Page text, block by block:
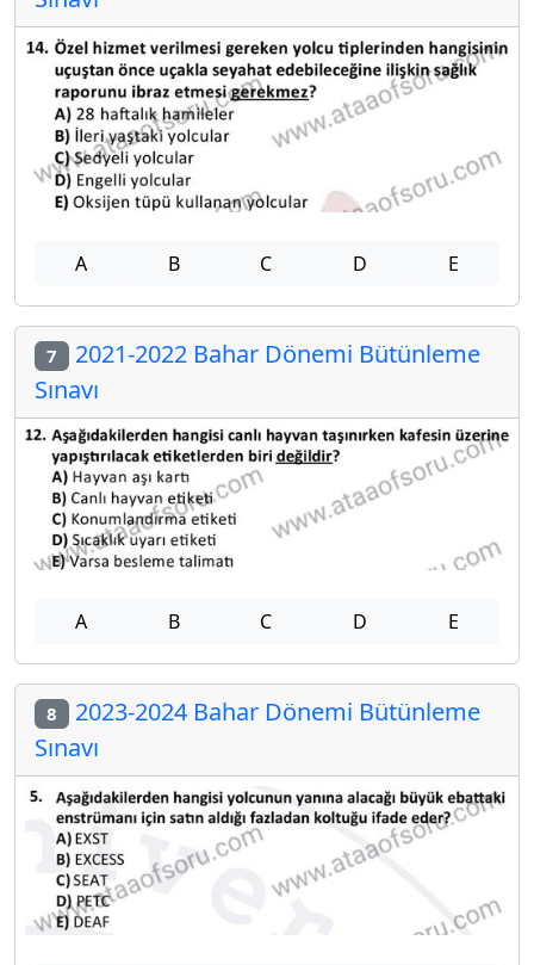
A B C D E
7 2021-2022 Bahar Dönemi Bütünleme
Sınavı
A B C D E
8 2023-2024 Bahar Dönemi Bütünleme
Sınavı